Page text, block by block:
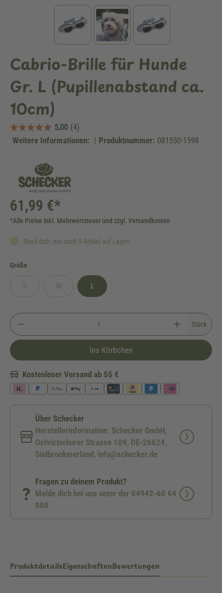
Cabrio-Brille für Hunde
Gr. L (Pupillenabstand ca.
10cm)
Weitere Informationen: | Produktnummer: 081550-1598
61,99 €*
*Alle Preise inkl. Mehrwertsteuer und zzgl. Versandkosten
Beeil dich, nur noch 9 Artikel auf Lager!
Größe
(Diese Option ist zurzeit nicht verfügbar.)
(Diese Option ist zurzeit nicht verfügbar.)
L
Stück
Ins Körbchen
Kostenloser Versand ab 55 €
Über Schecker
Herstellerinformation: Schecker GmbH,
Ostvictorburer Strasse 109, DE-26624,
Südbrookmerland, info@schecker.de
Fragen zu deinem Produkt?
Melde dich bei uns unter der 04942-60 64
080
ProduktdetailsEigenschaftenBewertungen